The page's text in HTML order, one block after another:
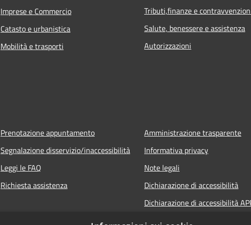
Imprese e Commercio
Catasto e urbanistica
Mobilità e trasporti
Tributi,finanze e
Salute, benessere e assistenza
Autorizzazioni
Prenotazione appuntamento
Segnalazione disservizio/inaccessibilità
Leggi le FAQ
Richiesta assistenza
Amministrazione trasparente
Informativa privacy
Note legali
Dichiarazione di accessibilità
Dichiarazione di accessibilità